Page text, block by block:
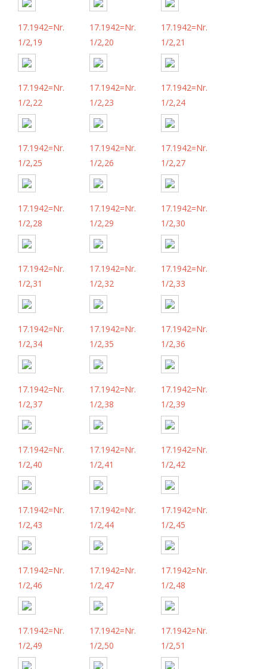
17.1942=Nr.
1/2,19
17.1942=Nr.
1/2,20
17.1942=Nr.
1/2,21
17.1942=Nr.
1/2,22
17.1942=Nr.
1/2,23
17.1942=Nr.
1/2,24
17.1942=Nr.
1/2,25
17.1942=Nr.
1/2,26
17.1942=Nr.
1/2,27
17.1942=Nr.
1/2,28
17.1942=Nr.
1/2,29
17.1942=Nr.
1/2,30
17.1942=Nr.
1/2,31
17.1942=Nr.
1/2,32
17.1942=Nr.
1/2,33
17.1942=Nr.
1/2,34
17.1942=Nr.
1/2,35
17.1942=Nr.
1/2,36
17.1942=Nr.
1/2,37
17.1942=Nr.
1/2,38
17.1942=Nr.
1/2,39
17.1942=Nr.
1/2,40
17.1942=Nr.
1/2,41
17.1942=Nr.
1/2,42
17.1942=Nr.
1/2,43
17.1942=Nr.
1/2,44
17.1942=Nr.
1/2,45
17.1942=Nr.
1/2,46
17.1942=Nr.
1/2,47
17.1942=Nr.
1/2,48
17.1942=Nr.
1/2,49
17.1942=Nr.
1/2,50
17.1942=Nr.
1/2,51